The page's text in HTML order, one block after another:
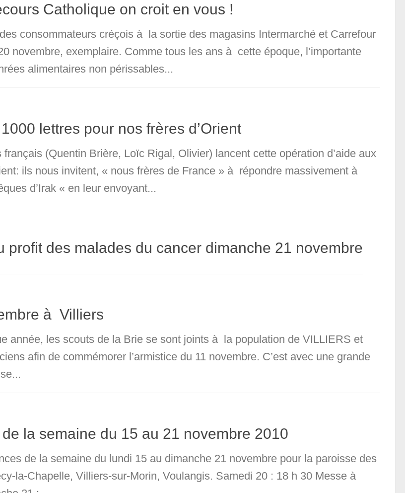
Catholique on croit en vous !
consommateurs créçois à la sortie des magasins Intermarché et Carrefour
novembre, exemplaire. Comme tous les ans à cette époque, l’importante
alimentaires non périssables...
lettres pour nos frères d’Orient
français (Quentin Brière, Loïc Rigal, Olivier) lancent cette opération d’aide aux
ils nous invitent, « nous frères de France » à répondre massivement à
d’Irak « en leur envoyant...
profit des malades du cancer dimanche 21 novembre
à Villiers
année, les scouts de la Brie se sont joints à la population de VILLIERS et
afin de commémorer l’armistice du 11 novembre. C’est avec une grande
la semaine du 15 au 21 novembre 2010
de la semaine du lundi 15 au dimanche 21 novembre pour la paroisse des
la-Chapelle, Villiers-sur-Morin, Voulangis. Samedi 20 : 18 h 30 Messe à